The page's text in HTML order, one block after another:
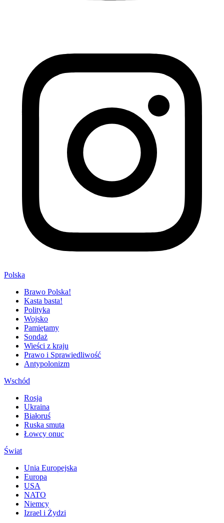
Polska
Brawo Polska!
Kasta basta!
Polityka
Wojsko
Pamiętamy
Sondaż
Wieści z kraju
Prawo i Sprawiedliwość
Antypolonizm
Wschód
Rosja
Ukraina
Białoruś
Ruska smuta
Łowcy onuc
Świat
Unia Europejska
Europa
USA
NATO
Niemcy
Izrael i Żydzi